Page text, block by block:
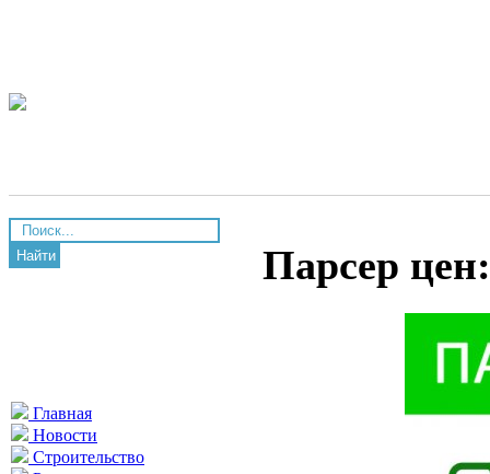
Найти
Главная
Новости
Строительство
Парсер